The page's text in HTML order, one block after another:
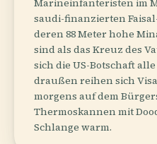
saudi-finanzierten
deren 88 Meter hohe
sind als das Kreuz des
sich die US-Botschaft
draußen reihen sich
morgens auf dem
Thermoskannen mit
Schlange warm.